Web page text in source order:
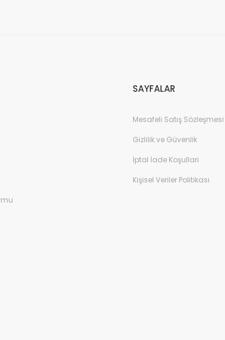
SAYFALAR
Mesafeli Satış Sözleşmesi
Gizlilik ve Güvenlik
İptal İade Koşullari
Kişisel Veriler Politikası